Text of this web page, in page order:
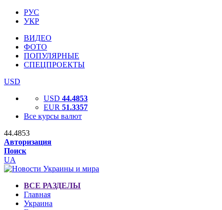
РУС
УКР
ВИДЕО
ФОТО
ПОПУЛЯРНЫЕ
СПЕЦПРОЕКТЫ
USD
USD 44.4853
EUR 51.3357
Все курсы валют
44.4853
Авторизация
Поиск
UA
ВСЕ РАЗДЕЛЫ
Главная
Украина